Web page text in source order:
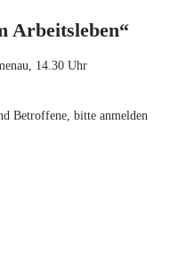
Arbeitsleben“
14.30 Uhr
Betroffene, bitte anmelden